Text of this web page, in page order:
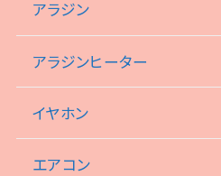
アラジン
アラジンヒーター
イヤホン
エアコン